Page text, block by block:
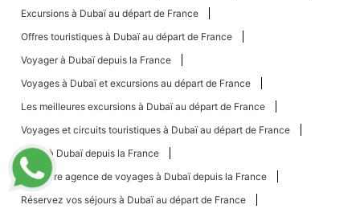
Excursions à Dubaï au départ de France
Offres touristiques à Dubaï au départ de France
Voyager à Dubaï depuis la France
Voyages à Dubaï et excursions au départ de France
Les meilleures excursions à Dubaï au départ de France
Voyages et circuits touristiques à Dubaï au départ de France
Tours à Dubaï depuis la France
Meilleure agence de voyages à Dubaï depuis la France
Réservez vos séjours à Dubaï au départ de France